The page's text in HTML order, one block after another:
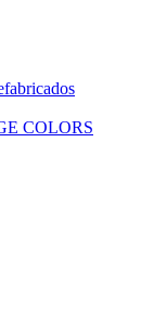
COLORS